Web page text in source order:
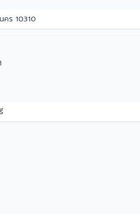
คร 10310